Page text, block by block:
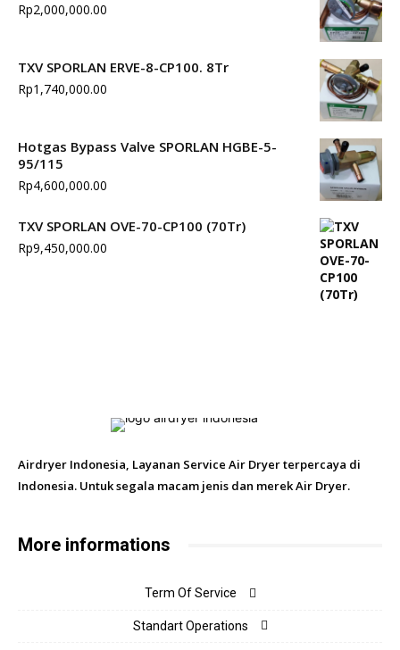
Rp2,000,000.00
TXV SPORLAN ERVE-8-CP100. 8Tr
Rp1,740,000.00
Hotgas Bypass Valve SPORLAN HGBE-5-
95/115
Rp4,600,000.00
TXV SPORLAN OVE-70-CP100 (70Tr)
Rp9,450,000.00
Airdryer Indonesia, Layanan Service Air Dryer terpercaya di
Indonesia. Untuk segala macam jenis dan merek Air Dryer.
More informations
Term Of Service
Standart Operations